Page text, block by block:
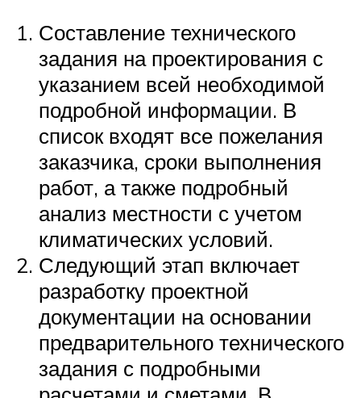
Составление технического
задания на проектирования с
указанием всей необходимой
подробной информации. В
список входят все пожелания
заказчика, сроки выполнения
работ, а также подробный
анализ местности с учетом
климатических условий.
Следующий этап включает
разработку проектной
документации на основании
предварительного технического
задания с подробными